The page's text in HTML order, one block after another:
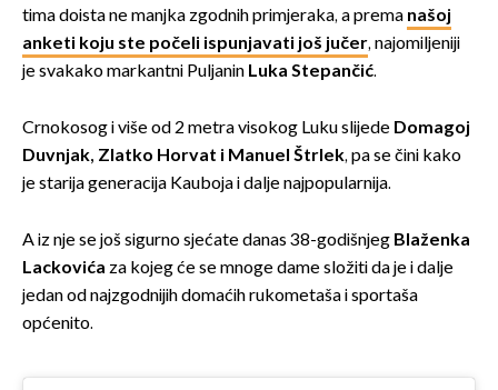
tima doista ne manjka zgodnih primjeraka, a prema našoj
anketi koju ste počeli ispunjavati još jučer, najomiljeniji
je svakako markantni Puljanin Luka Stepančić.
Crnokosog i više od 2 metra visokog Luku slijede Domagoj
Duvnjak, Zlatko Horvat i Manuel Štrlek, pa se čini kako
je starija generacija Kauboja i dalje najpopularnija.
A iz nje se još sigurno sjećate danas 38-godišnjeg Blaženka
Lackovića za kojeg će se mnoge dame složiti da je i dalje
jedan od najzgodnijih domaćih rukometaša i sportaša
općenito.